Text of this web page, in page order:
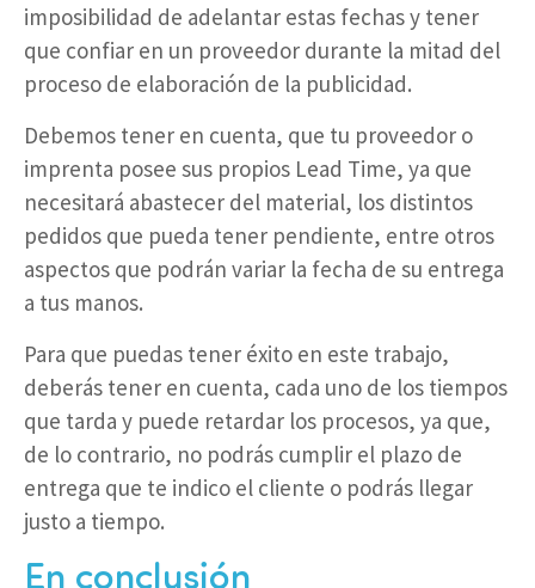
imposibilidad de adelantar estas fechas y tener
que confiar en un proveedor durante la mitad del
proceso de elaboración de la publicidad.
Debemos tener en cuenta, que tu proveedor o
imprenta posee sus propios Lead Time, ya que
necesitará abastecer del material, los distintos
pedidos que pueda tener pendiente, entre otros
aspectos que podrán variar la fecha de su entrega
a tus manos.
Para que puedas tener éxito en este trabajo,
deberás tener en cuenta, cada uno de los tiempos
que tarda y puede retardar los procesos, ya que,
de lo contrario, no podrás cumplir el plazo de
entrega que te indico el cliente o podrás llegar
justo a tiempo.
En conclusión